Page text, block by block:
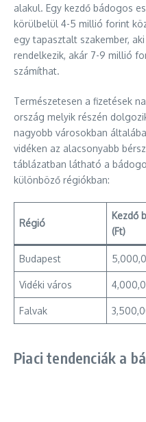
alakul. Egy kezdő bádogos
körülbelül 4-5 millió forint
egy tapasztalt szakember,
rendelkezik, akár 7-9 millió
számíthat.
Természetesen a fizetések
ország melyik részén
nagyobb városokban
vidéken az alacsonyabb
táblázatban látható a
különböző régiókban:
Régió
Kezdő
(Ft)
Budapest
Vidéki város
Falvak
Piaci tendenciák a